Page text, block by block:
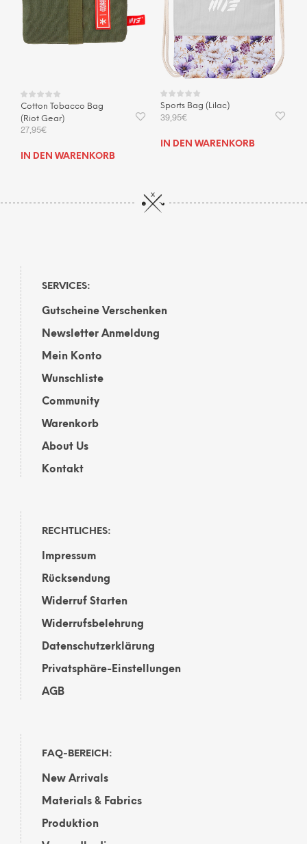
Cotton Tobacco Bag
(Riot Gear)
27,95€
IN DEN WARENKORB
Sports Bag (Lilac)
39,95€
IN DEN WARENKORB
SERVICES:
Gutscheine Verschenken
Newsletter Anmeldung
Mein Konto
Wunschliste
Community
Warenkorb
About Us
Kontakt
RECHTLICHES:
Impressum
Rücksendung
Widerruf Starten
Widerrufsbelehrung
Datenschutzerklärung
Privatsphäre-Einstellungen
AGB
FAQ-BEREICH:
New Arrivals
Materials & Fabrics
Produktion